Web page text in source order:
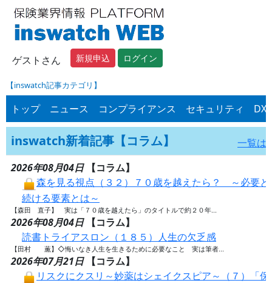
ゲストさん 新規申込 ログイン
【inswatch記事カテゴリ】
トップ ニュース コンプライアンス セキュリティ DX
inswatch新着記事【コラム】
一覧は
2026年08月04日
【コラム】
森を見る視点（３２）７０歳を越えたら？ ～必要と
続ける要素とは～
【森田 直子】 実は「７０歳を越えたら」のタイトルで約２０年...
2026年08月04日
【コラム】
読書トライアスロン（１８５）人生の欠乏感
【田村 薫】◇悔いなき人生を生きるために必要なこと 実は筆者...
2026年07月21日
【コラム】
リスクにクスリ～妙薬はシェイクスピア～（７）「